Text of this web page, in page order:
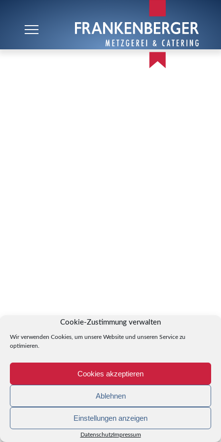
Cookie-Zustimmung verwalten
Wir verwenden Cookies, um unsere Website und unseren Service zu
optimieren.
Cookies akzeptieren
Ablehnen
Einstellungen anzeigen
DatenschutzImpressum